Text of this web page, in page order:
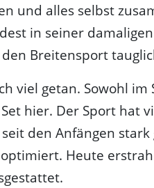
und alles selbst
in seiner
Breitensport
viel getan. Sowohl im
hier. Der Sport hat
den Anfängen
Heute